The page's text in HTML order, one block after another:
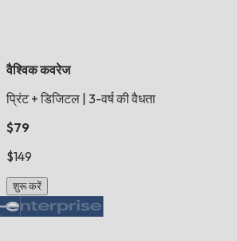
वैश्विक कवरेज
प्रिंट + डिजिटल 3-वर्ष की वैधता
$79
$149
शुरू करें